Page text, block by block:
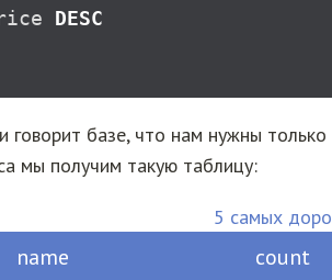
DESC
говорит базе, что нам нужны
мы получим такую таблицу:
5 самых
name count